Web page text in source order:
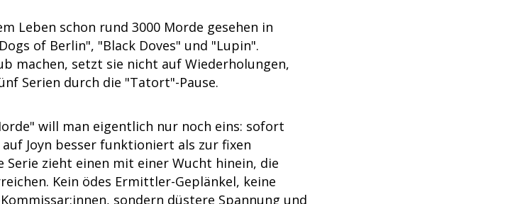
Leben schon rund 3000 Morde gesehen in
of Berlin", "Black Doves" und "Lupin".
machen, setzt sie nicht auf Wiederholungen,
Serien durch die "Tatort"-Pause.
will man eigentlich nur noch eins: sofort
Joyn besser funktioniert als zur fixen
Serie zieht einen mit einer Wucht hinein, die
Kein ödes Ermittler-Geplänkel, keine
sondern düstere Spannung und